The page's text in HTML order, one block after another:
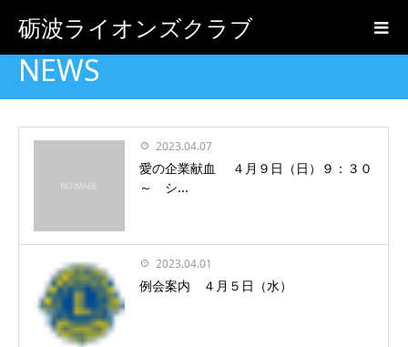
砺波ライオンズクラブ
NEWS
2023.04.07
愛の企業献血 ４月９日（日）９：３０
～ シ...
2023.04.01
例会案内 ４月５日（水）